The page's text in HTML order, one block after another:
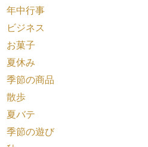
年中行事
ビジネス
お菓子
夏休み
季節の商品
散歩
夏バテ
季節の遊び